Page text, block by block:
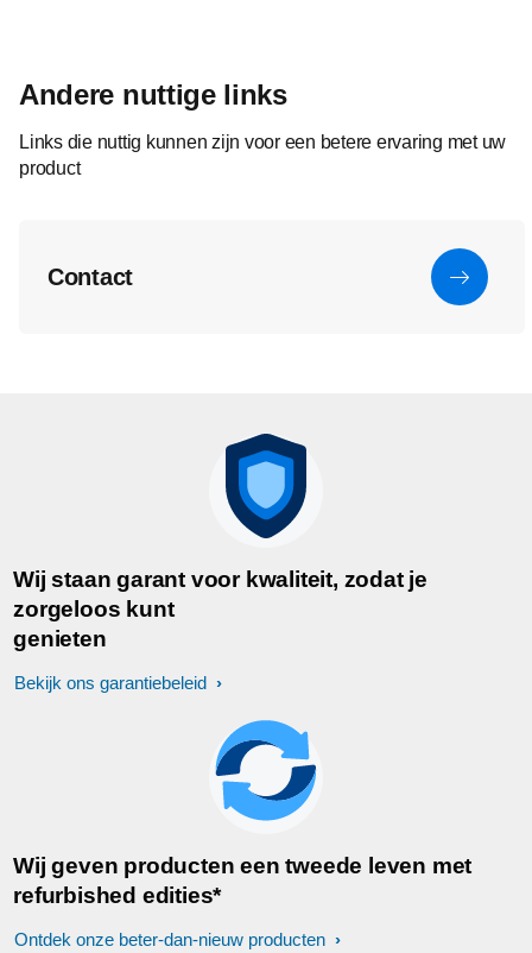
Andere nuttige links
Links die nuttig kunnen zijn voor een betere ervaring met uw
product
Contact
Wij staan garant voor kwaliteit, zodat je
zorgeloos kunt
genieten
Bekijk ons garantiebeleid
Wij geven producten een tweede leven met
refurbished edities*
Ontdek onze beter-dan-nieuw producten